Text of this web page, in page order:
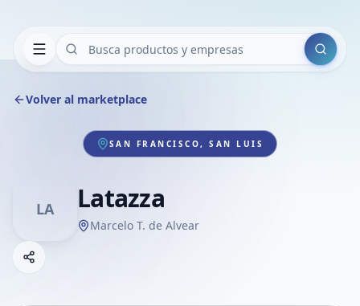
Buscar
Volver al marketplace
SAN FRANCISCO, SAN LUIS
LA Latazza
Marcelo T. de Alvear
Compartir empresa